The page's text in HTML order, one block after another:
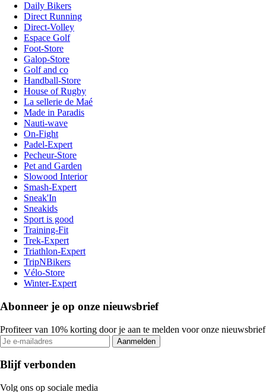
Daily Bikers
Direct Running
Direct-Volley
Espace Golf
Foot-Store
Galop-Store
Golf and co
Handball-Store
House of Rugby
La sellerie de Maé
Made in Paradis
Nauti-wave
On-Fight
Padel-Expert
Pecheur-Store
Pet and Garden
Slowood Interior
Smash-Expert
Sneak'In
Sneakids
Sport is good
Training-Fit
Trek-Expert
Triathlon-Expert
TripNBikers
Vélo-Store
Winter-Expert
Abonneer je op onze nieuwsbrief
Profiteer van 10% korting door je aan te melden voor onze nieuwsbrief
Aanmelden
Blijf verbonden
Volg ons op sociale media